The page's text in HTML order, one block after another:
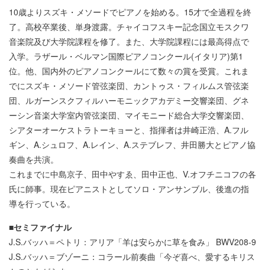
10歳よりスズキ・メソードでピアノを始める。15才で全過程を終
了。高校卒業後、単身渡露。チャイコフスキー記念国立モスクワ
音楽院及び大学院課程を修了。また、大学院課程には最高得点で
入学。ラザール・ベルマン国際ピアノコンクール(イタリア)第1
位。他、国内外のピアノコンクールにて数々の賞を受賞。これま
でにスズキ・メソード管弦楽団、カントゥス・フィルムス管弦楽
団、ルガーンスクフィルハーモニックアカデミー交響楽団、グネ
ーシン音楽大学室内管弦楽団、マイモニード総合大学交響楽団、
シアターオーケストラトーキョーと、指揮者は井崎正浩、A.フル
ギン、A.シュロフ、A.レイン、A.ステブレフ、井田勝大とピアノ協
奏曲を共演。
これまでに中島京子、田中やすゑ、田中正也、V.オフチニコフの各
氏に師事。現在ピアニストとしてソロ・アンサンブル、後進の指
導を行っている。
■セミファイナル
J.S.バッハ＝ペトリ：アリア「羊は安らかに草を食み」 BWV208-9
J.S.バッハ＝ブゾーニ：コラール前奏曲「今ぞ喜べ、愛するキリス